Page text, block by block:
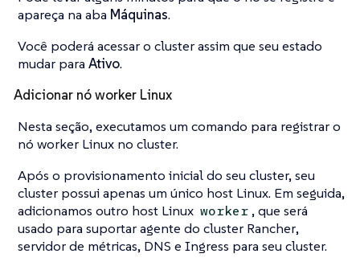
apareça na aba Máquinas.
Você poderá acessar o cluster assim que seu estado
mudar para Ativo.
Adicionar nó worker Linux
Nesta seção, executamos um comando para registrar o
nó worker Linux no cluster.
Após o provisionamento inicial do seu cluster, seu
cluster possui apenas um único host Linux. Em seguida,
adicionamos outro host Linux worker, que será
usado para suportaragente do cluster Rancher,
servidor de métricas, DNS e Ingress para seu cluster.